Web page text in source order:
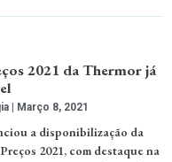
2021 da Thermor já
Março 8, 2021
a disponibilização da
2021, com destaque na